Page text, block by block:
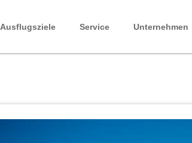
Ausflugsziele Service Unternehmen